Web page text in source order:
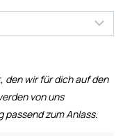
den wir für dich auf den
von uns
zum Anlass.